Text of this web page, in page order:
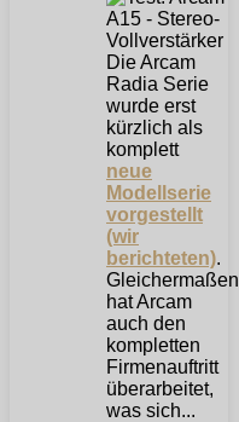
Die Arcam
Radia Serie
wurde erst
kürzlich als
komplett
neue
Modellserie
vorgestellt
(wir
berichteten).
Gleichermaßen
hat Arcam
auch den
kompletten
Firmenauftritt
überarbeitet,
was sich...